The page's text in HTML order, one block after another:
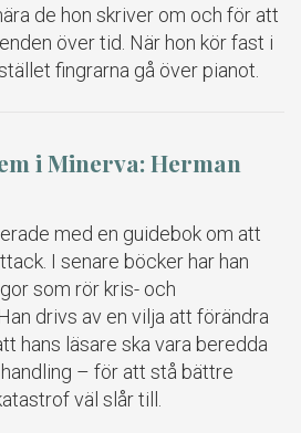
de hon skriver om och för att
över tid. När hon kör fast i
fingrarna gå över pianot.
i Minerva: Herman
med en guidebok om att
I senare böcker har han
som rör kris- och
drivs av en vilja att förändra
hans läsare ska vara beredda
– för att stå bättre
väl slår till.